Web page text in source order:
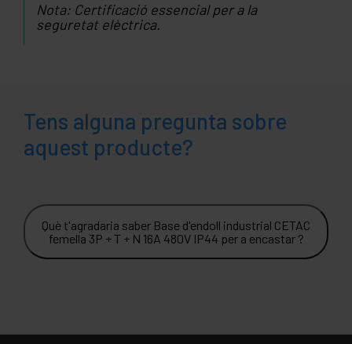
Nota: Certificació essencial per a la
seguretat elèctrica.
Tens alguna pregunta sobre
aquest producte?
Què t'agradaria saber Base d'endoll industrial CETAC
femella 3P + T + N 16A 480V IP44 per a encastar ?